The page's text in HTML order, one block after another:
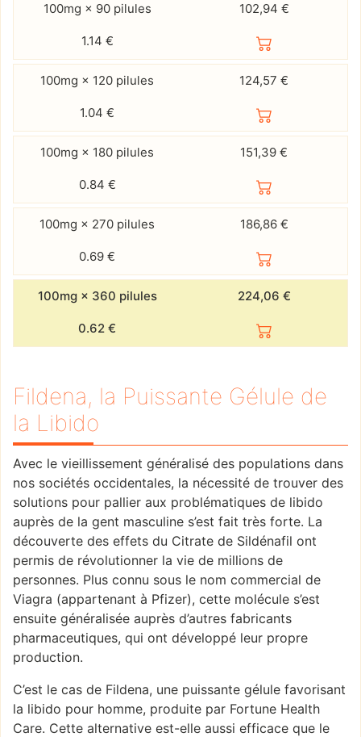
100mg × 90 pilules 102,94 €
1.14 €
100mg × 120 pilules 124,57 €
1.04 €
100mg × 180 pilules 151,39 €
0.84 €
100mg × 270 pilules 186,86 €
0.69 €
100mg × 360 pilules 224,06 €
0.62 €
Fildena, la Puissante Gélule de
la Libido
Avec le vieillissement généralisé des populations dans
nos sociétés occidentales, la nécessité de trouver des
solutions pour pallier aux problématiques de libido
auprès de la gent masculine s’est fait très forte. La
découverte des effets du Citrate de Sildénafil ont
permis de révolutionner la vie de millions de
personnes. Plus connu sous le nom commercial de
Viagra (appartenant à Pfizer), cette molécule s’est
ensuite généralisée auprès d’autres fabricants
pharmaceutiques, qui ont développé leur propre
production.
C’est le cas de Fildena, une puissante gélule favorisant
la libido pour homme, produite par Fortune Health
Care. Cette alternative est-elle aussi efficace que le